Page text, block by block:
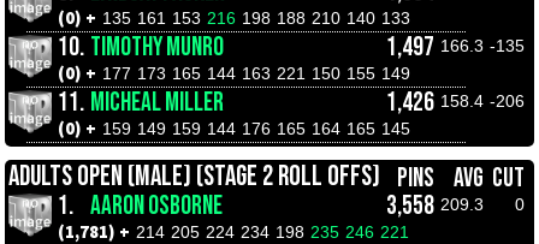
(0) + 135 161 153 216 198 188 210 140 133
10. TIMOTHY MUNRO 1,497 166.3 -135
(0) + 177 173 165 144 163 221 150 155 149
11. MICHEAL MILLER 1,426 158.4 -206
(0) + 159 149 159 144 176 165 164 165 145
ADULTS OPEN (MALE) (STAGE 2 ROLL OFFS) PINS AVG CUT
1. AARON OSBORNE 3,558 209.3 0
(1,781) + 214 205 224 234 198 235 246 221